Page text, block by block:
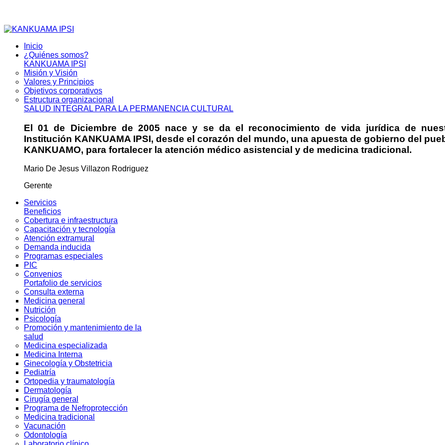
Inicio
¿Quiénes somos?
KANKUAMA IPSI
Misión y Visión
Valores y Principios
Objetivos corporativos
Estructura organizacional
SALUD INTEGRAL PARA LA PERMANENCIA CULTURAL
El 01 de Diciembre de 2005 nace y se da el reconocimiento de vida jurídica de
Institución KANKUAMA IPSI, desde el corazón del mundo, una apuesta de gobierno del
KANKUAMO, para fortalecer la atención médico asistencial y de medicina tradicional.
Mario De Jesus Villazon Rodriguez
Gerente
Servicios
Beneficios
Cobertura e infraestructura
Capacitación y tecnología
Atención extramural
Demanda inducida
Programas especiales
PIC
Convenios
Portafolio de servicios
Consulta externa
Medicina general
Nutrición
Psicología
Promoción y mantenimiento de la
salud
Medicina especializada
Medicina Interna
Ginecología y Obstetricia
Pediatría
Ortopedia y traumatología
Dermatología
Cirugía general
Programa de Nefroprotección
Medicina tradicional
Vacunación
Odontología